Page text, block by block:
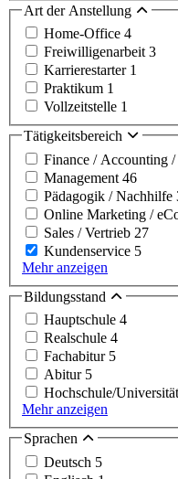
Art der Anstellung
Home-Office 4
Freiwilligenarbeit 3
Karrierestarter 1
Praktikum 1
Vollzeitstelle 1
Tätigkeitsbereich
Finance / Accounting
Management 46
Pädagogik / Nachhilfe
Online Marketing /
Sales / Vertrieb 27
Kundenservice 5
Mehr anzeigen
Bildungsstand
Hauptschule 4
Realschule 4
Fachabitur 5
Abitur 5
Hochschule/
Mehr anzeigen
Sprachen
Deutsch 5